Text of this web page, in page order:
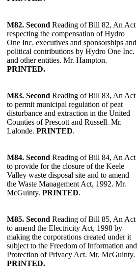
M82. Second Reading of Bill 82, An Act
respecting the compensation of Hydro
One Inc. executives and sponsorships and
political contributions by Hydro One Inc.
and other entities. Mr. Hampton.
PRINTED.
M83. Second Reading of Bill 83, An Act
to permit municipal regulation of peat
disturbance and extraction in the United
Counties of Prescott and Russell. Mr.
Lalonde. PRINTED.
M84. Second Reading of Bill 84, An Act
to provide for the closure of the Keele
Valley waste disposal site and to amend
the Waste Management Act, 1992. Mr.
McGuinty. PRINTED.
M85. Second Reading of Bill 85, An Act
to amend the Electricity Act, 1998 by
making the corporations created under it
subject to the Freedom of Information and
Protection of Privacy Act. Mr. McGuinty.
PRINTED.